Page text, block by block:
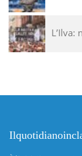
L’Ilva: